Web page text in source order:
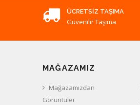
ÜCRETSIZ TAŞIMA
Güvenilir Taşıma
MAĞAZAMIZ
Mağazamızdan
Görüntüler